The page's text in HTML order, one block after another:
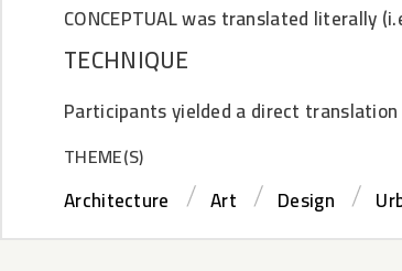
CONCEPTUAL was translated literally
TECHNIQUE
Participants yielded a direct
THEME(S)
Architecture Art Design